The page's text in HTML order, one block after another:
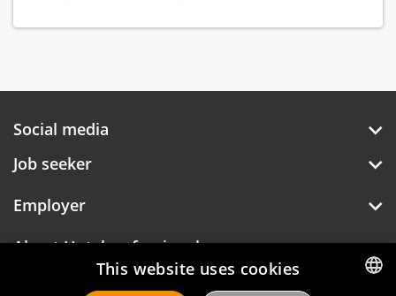
Social media
Job seeker
Employer
About Hotelprofessionals
This website uses cookies